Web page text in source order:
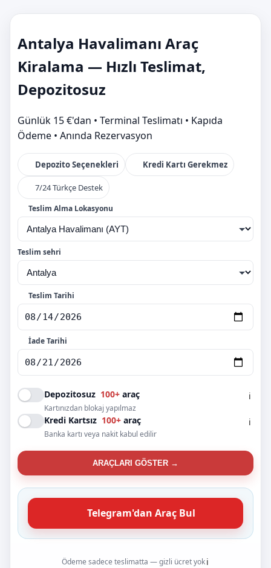
Antalya Havalimanı Araç
Kiralama — Hızlı Teslimat,
Depozitosuz
Günlük 15 €'dan • Terminal Teslimatı • Kapıda
Ödeme • Anında Rezervasyon
Depozito Seçenekleri Kredi Kartı Gerekmez
7/24 Türkçe Destek
Teslim Alma Lokasyonu
Teslim sehri
Teslim Tarihi
İade Tarihi
Depozitosuz 100+ araç
Kartınızdan blokaj yapılmaz
ℹ️
Kredi Kartsız 100+ araç
Banka kartı veya nakit kabul edilir
ℹ️
ARAÇLARI GÖSTER →
Telegram'dan Araç Bul
Ödeme sadece teslimatta — gizli ücret yok ℹ️